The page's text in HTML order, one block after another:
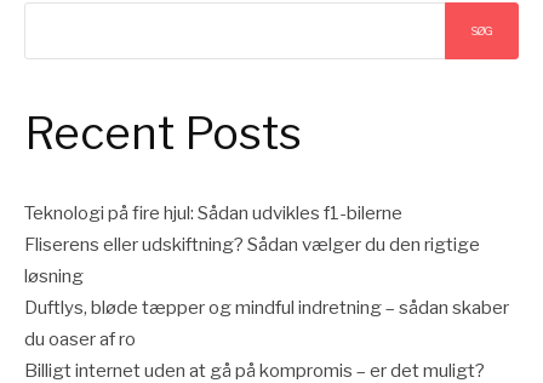
SØG
Recent Posts
Teknologi på fire hjul: Sådan udvikles f1-bilerne
Fliserens eller udskiftning? Sådan vælger du den rigtige
løsning
Duftlys, bløde tæpper og mindful indretning – sådan skaber
du oaser af ro
Billigt internet uden at gå på kompromis – er det muligt?